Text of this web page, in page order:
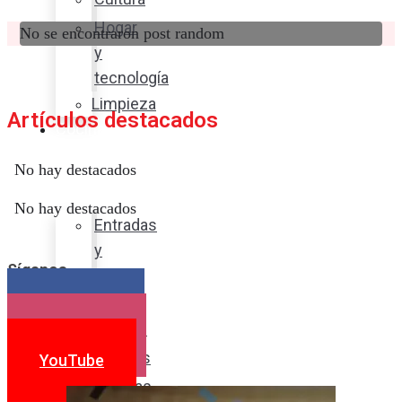
Hogar
y
tecnología
Limpieza
Cocina
sabor
Entradas
y
Postres
Bebidas
No se encontraron post random
Artículos destacados
No hay destacados
No hay destacados
Síganos
YouTube